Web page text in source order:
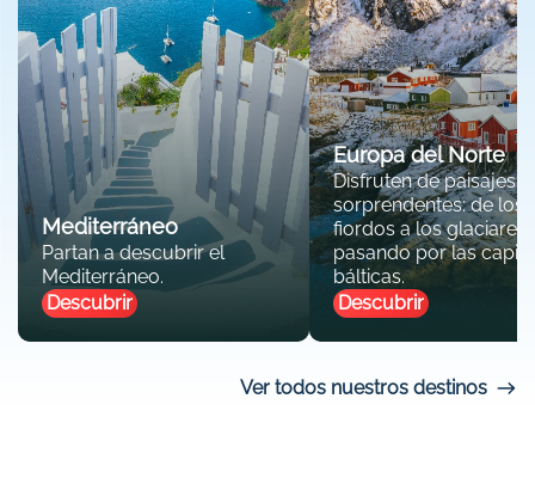
Mediterráneo
Partan a descubrir el
Mediterráneo.
Descubrir
Europa del Norte
Disfruten de paisajes
sorprendentes: de los
fiordos a los glaciares,
pasando por las
bálticas.
Descubrir
Ver todos nuestros destinos